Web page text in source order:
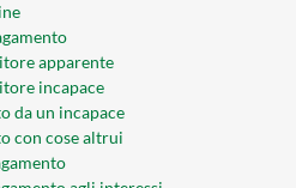
apparente
incapace
da un incapace
con cose altrui